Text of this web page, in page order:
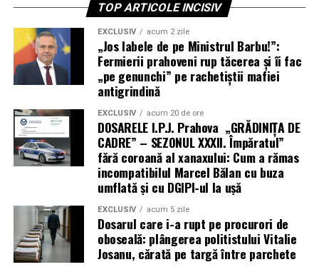
TOP ARTICOLE INCISIV
EXCLUSIV acum 2 zile
„Jos labele de pe Ministrul Barbu!”:
Fermierii prahoveni rup tăcerea și îi fac
„pe genunchi” pe rachetiștii mafiei
antigrindină
EXCLUSIV acum 20 de ore
DOSARELE I.P.J. Prahova „GRĂDINIȚA DE
CADRE” – SEZONUL XXXII. Împăratul”
fără coroană al xanaxului: Cum a rămas
incompatibilul Marcel Bălan cu buza
umflată și cu DGIPI-ul la ușă
EXCLUSIV acum 5 zile
Dosarul care i-a rupt pe procurori de
oboseală: plângerea politistului Vitalie
Josanu, cărată pe targă între parchete